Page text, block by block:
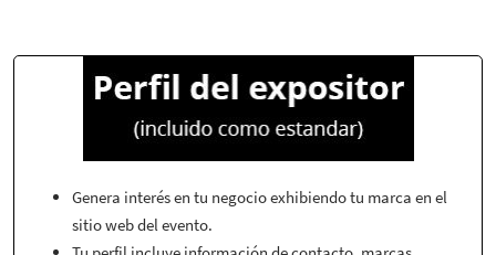
Genera interés en tu negocio exhibiendo tu marca en el
sitio web del evento.